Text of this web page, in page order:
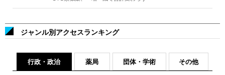
ジャンル別アクセスランキング
行政・政治 薬局 団体・学術 その他